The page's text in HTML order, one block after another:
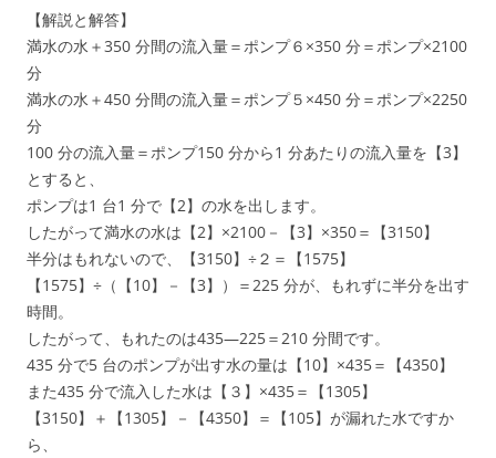
【解説と解答】
満水の水＋350 分間の流入量＝ポンプ６×350 分＝ポンプ×2100
分
満水の水＋450 分間の流入量＝ポンプ５×450 分＝ポンプ×2250
分
100 分の流入量＝ポンプ150 分から1 分あたりの流入量を【3】
とすると、
ポンプは1 台1 分で【2】の水を出します。
したがって満水の水は【2】×2100－【3】×350＝【3150】
半分はもれないので、【3150】÷２＝【1575】
【1575】÷（【10】－【3】）＝225 分が、もれずに半分を出す
時間。
したがって、もれたのは435—225＝210 分間です。
435 分で5 台のポンプが出す水の量は【10】×435＝【4350】
また435 分で流入した水は【３】×435＝【1305】
【3150】＋【1305】－【4350】＝【105】が漏れた水ですか
ら、